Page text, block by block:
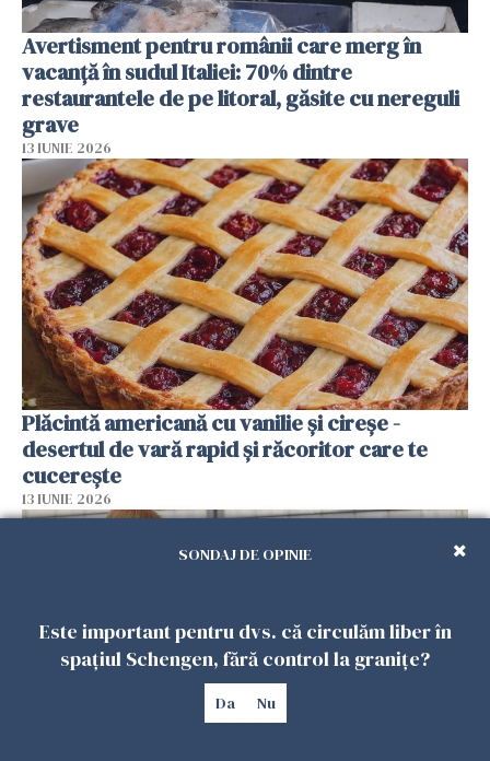
Avertisment pentru românii care merg în
vacanță în sudul Italiei: 70% dintre
restaurantele de pe litoral, găsite cu nereguli
grave
13 IUNIE 2026
Plăcintă americană cu vanilie și cireșe -
desertul de vară rapid și răcoritor care te
cucerește
13 IUNIE 2026
SONDAJ DE OPINIE
Este important pentru dvs. că circulăm liber în
spațiul Schengen, fără control la granițe?
Da Nu